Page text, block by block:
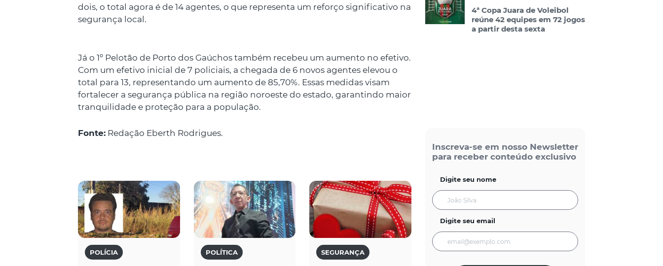
dois, o total agora é de 14 agentes, o que representa um reforço significativo na
segurança local.
Já o 1º Pelotão de Porto dos Gaúchos também recebeu um aumento no efetivo.
Com um efetivo inicial de 7 policiais, a chegada de 6 novos agentes elevou o
total para 13, representando um aumento de 85,70%. Essas medidas visam
fortalecer a segurança pública na região noroeste do estado, garantindo maior
tranquilidade e proteção para a população.
Fonte: Redação Eberth Rodrigues.
POLÍCIA POLÍTICA SEGURANÇA
4ª Copa Juara de Voleibol
reúne 42 equipes em 72 jogos
a partir desta sexta
Inscreva-se em nosso Newsletter
para receber conteúdo exclusivo
Digite seu nome
Digite seu email